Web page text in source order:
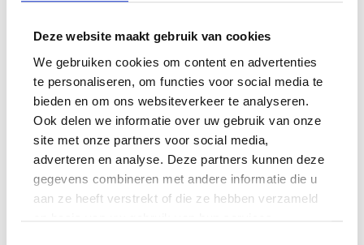
Deze website maakt gebruik van cookies
We gebruiken cookies om content en advertenties
te personaliseren, om functies voor social media te
bieden en om ons websiteverkeer te analyseren.
Ook delen we informatie over uw gebruik van onze
site met onze partners voor social media,
adverteren en analyse. Deze partners kunnen deze
gegevens combineren met andere informatie die u
aan ze heeft verstrekt of die ze hebben verzameld
Huggies DryNites Girls
Maat L (27-57kg) 9st
7.75
Huggies DryNites Girls
Maat M (17-30kg) 10st
€7.75